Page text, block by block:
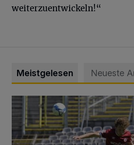
weiterzuentwickeln!“
Meistgelesen Neueste
WSV: Übertragung im Barmer